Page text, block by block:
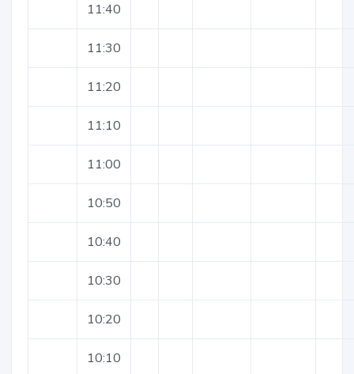
11:40
11:30
11:20
11:10
11:00
10:50
10:40
10:30
10:20
10:10